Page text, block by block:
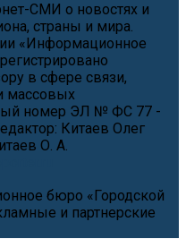
СМИ о новостях и
страны и мира.
«Информационное
в сфере связи,
массовых
номер ЭЛ № ФС 77 -
Китаев Олег
О. А.
бюро «Городской
и партнерские